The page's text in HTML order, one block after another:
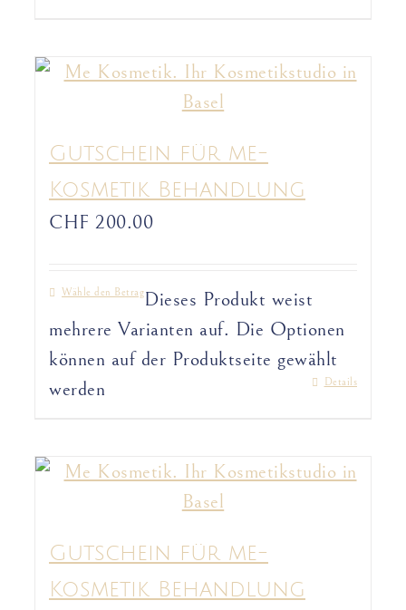
Gutschein für me-
Kosmetik Behandlung
CHF 200.00
Wähle den BetragDieses Produkt weist
mehrere Varianten auf. Die Optionen
können auf der Produktseite gewählt
werden
Details
Gutschein für me-
Kosmetik Behandlung